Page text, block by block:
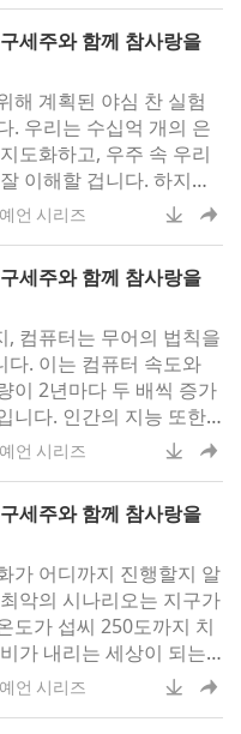
1950년대 아르헨티나‍
순절주의는 성령 세례
세주와 함께 참사랑을
해 계획된 야심 찬 실험
. 우리는 수십억 개의 은
도화하고, 우주 속 우리
이해할 겁니다. 하지만
를 위해 우주 탐사는 계
고 생각합니다』스티븐
은 사람의 마음을 사로잡
언 시리즈
세주와 함께 참사랑을
, 컴퓨터는 무어의‍ 법칙을
다. 이는 컴퓨터 속도와
이 2년마다 두 배씩‍ 증가
니다. 인간의 지능 또한
분에 향상될 수는 있겠
는‍ 지능 면에서 인간을
이‍ 살짝 섞인
언 시리즈
세주와 함께 참사랑을
가 어디까지‍ 진행할지 알
악의 시나리오는‍ 지구가
도가‍ 섭씨 250도까지‍ 치
가‍ 내리는 세상이‍ 되는
류는 그런 환경에서 생
언 시리즈